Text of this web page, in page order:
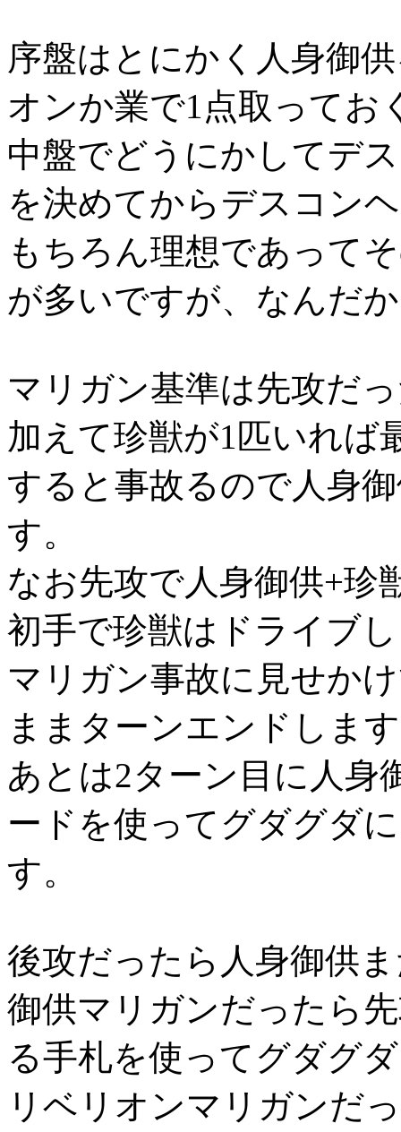
序盤はとにかく人身御
オンか業で1点取ってお
中盤でどうにかしてデ
を決めてからデスコン
もちろん理想であって
が多いですが、なんだ
マリガン基準は先攻だ
加えて珍獣が1匹いれば
すると事故るので人身
す。
なお先攻で人身御供+珍
初手で珍獣はドライブ
マリガン事故に見せか
ままターンエンドしま
あとは2ターン目に人身
ードを使ってグダグダ
す。
後攻だったら人身御供
御供マリガンだったら
る手札を使ってグダグ
リベリオンマリガンだ